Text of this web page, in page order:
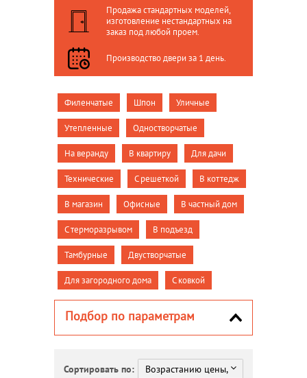
Продажа стандартных моделей,
изготовление нестандартных на
заказ под любой проем.
Производство двери за 1 день.
Филенчатые Шпон Уличные
Утепленные Одностворчатые
На веранду В квартиру Для дачи
Технические С решеткой В коттедж
В магазин Офисные В частный дом
С терморазрывом В подъезд
Тамбурные Двустворчатые
Для загородного дома С ковкой
Подбор по параметрам
Сортировать по: